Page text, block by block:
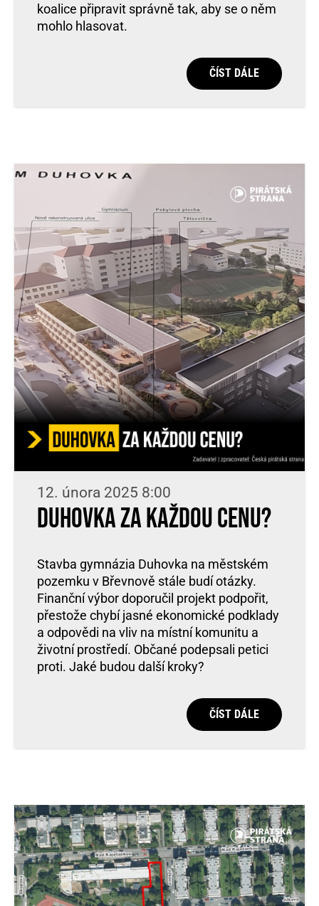
koalice připravit správně tak, aby se o něm
mohlo hlasovat.
ČÍST DÁLE
12. února 2025 8:00
Duhovka za každou cenu?
Stavba gymnázia Duhovka na městském
pozemku v Břevnově stále budí otázky.
Finanční výbor doporučil projekt podpořit,
přestože chybí jasné ekonomické podklady
a odpovědi na vliv na místní komunitu a
životní prostředí. Občané podepsali petici
proti. Jaké budou další kroky?
ČÍST DÁLE